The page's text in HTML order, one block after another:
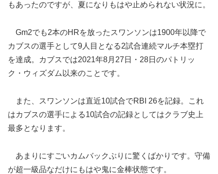
もあったのですが、夏になりもはや止められない状況に。
Gm2でも2本のHRを放ったスワンソンは1900年以降で
カブスの選手として9人目となる2試合連続マルチ本塁打
を達成。カブスでは2021年8月27日・28日のパトリッ
ク・ウィズダム以来のことです。
また、スワンソンは直近10試合でRBI 26を記録。これ
はカブスの選手による10試合の記録としてはクラブ史上
最多となります。
あまりにすごいカムバックぶりに驚くばかりです。守備
が超一級品なだけにもはや鬼に金棒状態です。